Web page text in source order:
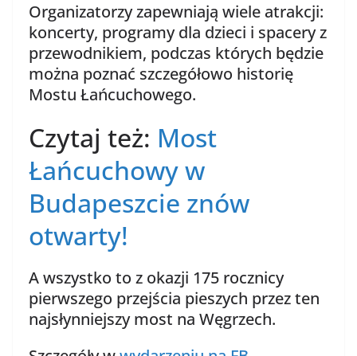
Organizatorzy zapewniają wiele atrakcji:
koncerty, programy dla dzieci i spacery z
przewodnikiem, podczas których będzie
można poznać szczegółowo historię
Mostu Łańcuchowego.
Czytaj też: Most
Łańcuchowy w
Budapeszcie znów
otwarty!
A wszystko to z okazji 175 rocznicy
pierwszego przejścia pieszych przez ten
najsłynniejszy most na Węgrzech.